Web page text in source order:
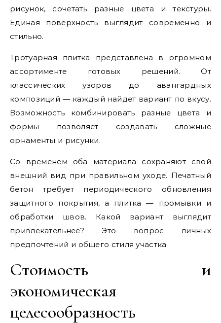
рисунок, сочетать разные цвета и текстуры.
Единая поверхность выглядит современно и
стильно.
Тротуарная плитка представлена в огромном
ассортименте готовых решений. От
классических узоров до авангардных
композиций — каждый найдет вариант по вкусу.
Возможность комбинировать разные цвета и
формы позволяет создавать сложные
орнаменты и рисунки.
Со временем оба материала сохраняют свой
внешний вид при правильном уходе. Печатный
бетон требует периодического обновления
защитного покрытия, а плитка — промывки и
обработки швов. Какой вариант выглядит
привлекательнее? Это вопрос личных
предпочтений и общего стиля участка.
Стоимость и
экономическая
целесообразность